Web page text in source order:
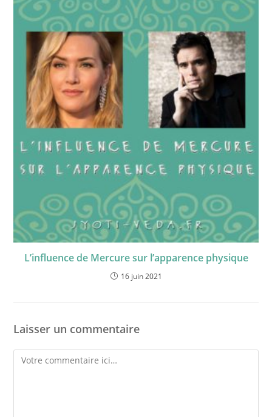
L’influence de Mercure sur l’apparence physique
16 juin 2021
Laisser un commentaire